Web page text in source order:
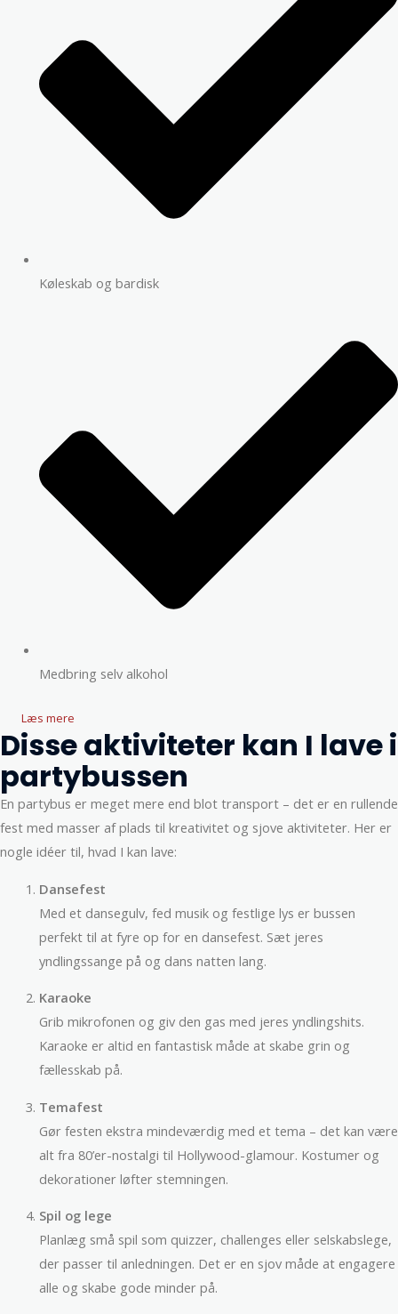
Køleskab og bardisk
Medbring selv alkohol
Læs mere
Disse aktiviteter kan I lave i
partybussen
En partybus er meget mere end blot transport – det er en rullende
fest med masser af plads til kreativitet og sjove aktiviteter. Her er
nogle idéer til, hvad I kan lave:
Dansefest
Med et dansegulv, fed musik og festlige lys er bussen
perfekt til at fyre op for en dansefest. Sæt jeres
yndlingssange på og dans natten lang.
Karaoke
Grib mikrofonen og giv den gas med jeres yndlingshits.
Karaoke er altid en fantastisk måde at skabe grin og
fællesskab på.
Temafest
Gør festen ekstra mindeværdig med et tema – det kan være
alt fra 80’er-nostalgi til Hollywood-glamour. Kostumer og
dekorationer løfter stemningen.
Spil og lege
Planlæg små spil som quizzer, challenges eller selskabslege,
der passer til anledningen. Det er en sjov måde at engagere
alle og skabe gode minder på.